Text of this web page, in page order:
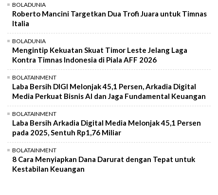
BOLADUNIA
Roberto Mancini Targetkan Dua Trofi Juara untuk Timnas
Italia
BOLADUNIA
Mengintip Kekuatan Skuat Timor Leste Jelang Laga
Kontra Timnas Indonesia di Piala AFF 2026
BOLATAINMENT
Laba Bersih DIGI Melonjak 45,1 Persen, Arkadia Digital
Media Perkuat Bisnis AI dan Jaga Fundamental Keuangan
BOLATAINMENT
Laba Bersih Arkadia Digital Media Melonjak 45,1 Persen
pada 2025, Sentuh Rp1,76 Miliar
BOLATAINMENT
8 Cara Menyiapkan Dana Darurat dengan Tepat untuk
Kestabilan Keuangan